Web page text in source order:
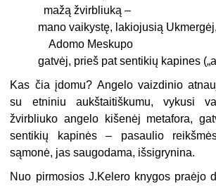
mažą žvirbliuką –
mano vaikystę, lakiojusią Ukmergėj,
Adomo Meskupo
gatvėj, prieš pat sentikių kapines
Kas čia įdomu? Angelo vaizdinio
su etniniu aukštaitiškumu, vykusi
žvirbliuko angelo kišenėj metafora,
sentikių kapinės – pasaulio
sąmonė, jas saugodama, išsigrynina.
Nuo pirmosios J.Kelero knygos praėjo